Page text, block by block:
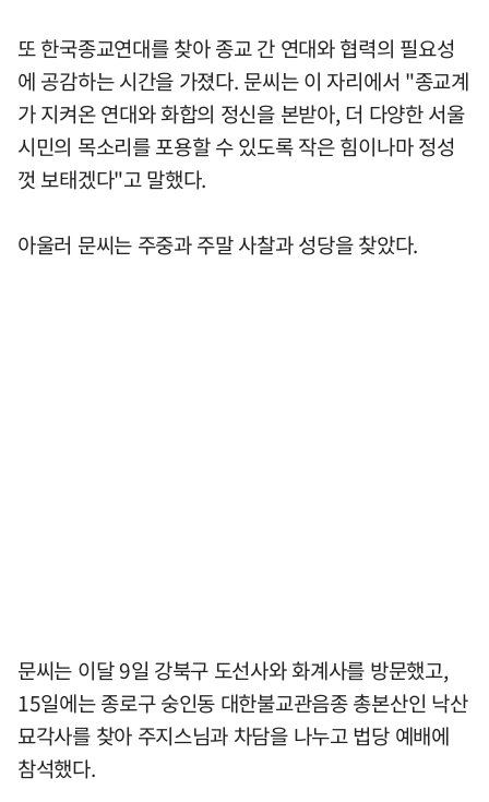
또 한국종교연대를 찾아 종교 간 연대와 협력의 필요성
에 공감하는 시간을 가졌다. 문씨는 이 자리에서 "종교계
가 지켜온 연대와 화합의 정신을 본받아, 더 다양한 서울
시민의 목소리를 포용할 수 있도록 작은 힘이나마 정성
껏 보태겠다"고 말했다.
아울러 문씨는 주중과 주말 사찰과 성당을 찾았다.
문씨는 이달 9일 강북구 도선사와 화계사를 방문했고,
15일에는 종로구 숭인동 대한불교관음종 총본산인 낙산
묘각사를 찾아 주지스님과 차담을 나누고 법당 예배에
참석했다.